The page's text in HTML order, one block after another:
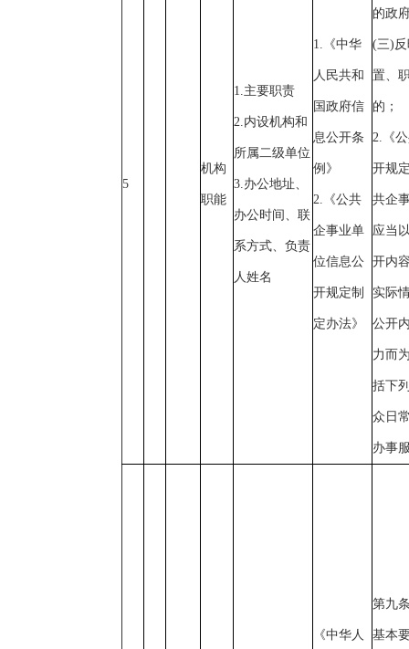
5
机构
职能
1.主要职责
2.内设机构和
所属二级单位
3.办公地址、
办公时间、联
系方式、负责
人姓名
1.《中华
人民共和
国政府信
息公开条
例》
2.《公共
企事业单
位信息公
开规定制
定办法》
的政
(三)
置、
的；
2.《
开规
共企
应当
开内
实际
公开
力而
括下
众日
办事
《中华人
第九
基本